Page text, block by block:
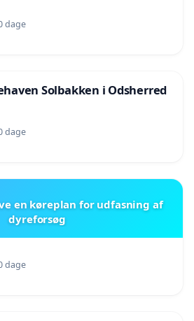
dage
Solbakken i Odsherred
dage
en køreplan for udfasning af
dyreforsøg
dage